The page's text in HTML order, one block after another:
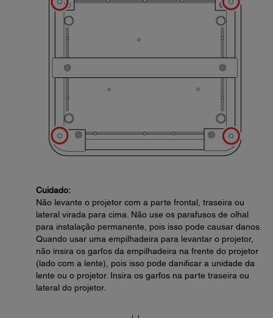
Cuidado:
Não levante o projetor com a parte frontal, traseira ou
lateral virada para cima. Não use os parafusos de olhal
para instalação permanente, pois isso pode causar danos.
Quando usar uma empilhadeira para levantar o projetor,
não insira os garfos da empilhadeira na frente do projetor
(lado com a lente), pois isso pode danificar a unidade da
lente ou o projetor. Insira os garfos na parte traseira ou
lateral do projetor.